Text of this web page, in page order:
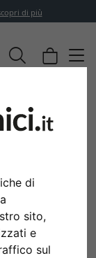
di
sito,
e
sul
di più